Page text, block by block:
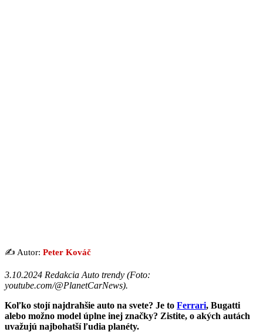
✍️ Autor: Peter Kováč
3.10.2024 Redakcia Auto trendy (Foto:
youtube.com/@PlanetCarNews).
Koľko stojí najdrahšie auto na svete? Je to Ferrari, Bugatti
alebo možno model úplne inej značky? Zistite, o akých autách
uvažujú najbohatší ľudia planéty.